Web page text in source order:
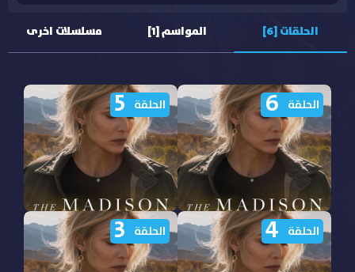
الحلقات [6] المواسم [1] مسلسلات اخرى
مشاهدة مسلسل The
Madison الموسم الاول
الحلقة 6 مترجمة
الحلقة 6
مشاهدة مسلسل The
Madison الموسم الاول
الحلقة 5 مترجمة
الحلقة 5
الحلقة 4 الحلقة 3